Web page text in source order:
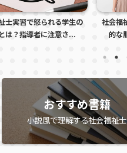
社会福祉士実習の服装は？「一般
的な服装」とはどこまでを...
おすすめ書籍
小説風で理解する社会福祉士